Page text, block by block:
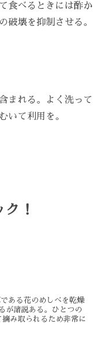
食べるときには酢か
破壊を抑制させる。
まれる。よく洗って
いて利用を。
！
ある花のめしべを乾燥
が諸説ある。ひとつの
み取られるため非常に